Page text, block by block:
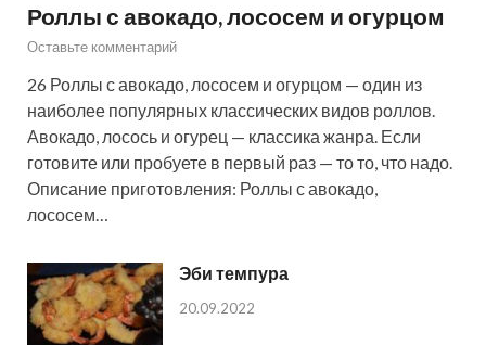
Роллы с авокадо, лососем и огурцом
Оставьте комментарий
26 Роллы с авокадо, лососем и огурцом — один из
наиболее популярных классических видов роллов.
Авокадо, лосось и огурец — классика жанра. Если
готовите или пробуете в первый раз — то то, что надо.
Описание приготовления: Роллы с авокадо,
лососем…
Эби темпура
20.09.2022